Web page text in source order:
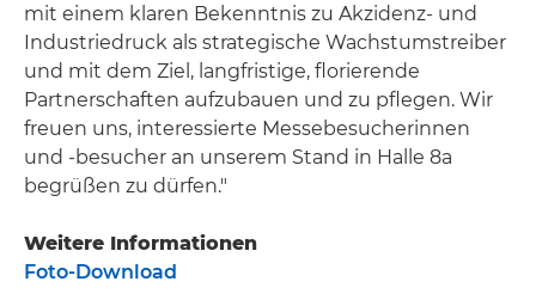
mit einem klaren Bekenntnis zu Akzidenz- und
Industriedruck als strategische Wachstumstreiber
und mit dem Ziel, langfristige, florierende
Partnerschaften aufzubauen und zu pflegen. Wir
freuen uns, interessierte Messebesucherinnen
und -besucher an unserem Stand in Halle 8a
begrüßen zu dürfen."
Weitere Informationen
Foto-Download